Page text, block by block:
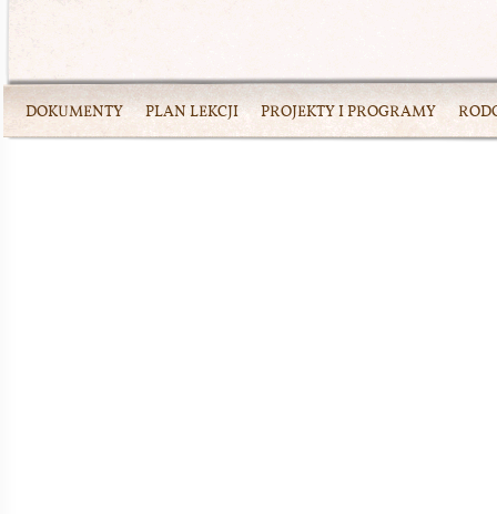
DOKUMENTY PLAN LEKCJI PROJEKTY I PROGRAMY